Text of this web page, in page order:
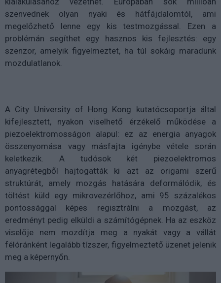
szenvednek olyan nyaki és hátfájdalomtól, ami
megelőzhető lenne egy kis testmozgással. Ezen a
problémán segíthet egy hasznos kis fejlesztés: egy
szenzor, amelyik figyelmeztet, ha túl sokáig maradunk
mozdulatlanok.
A City University of Hong Kong kutatócsoportja által
kifejlesztett, nyakon viselhető érzékelő működése a
piezoelektromosságon alapul: ez az energia anyagok
összenyomása vagy másfajta igénybe vétele során
keletkezik. A tudósok két piezoelektromos
anyagrétegből hajtogatták ki azt az origami szerű
struktúrát, amely mozgás hatására deformálódik, és
töltést küld egy mikrovezérlőhoz, ami 95 százalékos
pontossággal képes regisztrálni a mozgást, az
eredményt pedig elküldi a számítógépnek. Ha az eszköz
viselője nem mozdítja meg a nyakát vagy a vállát
félóránként legalább tízszer, figyelmeztető üzenet jelenik
meg a képernyőn.